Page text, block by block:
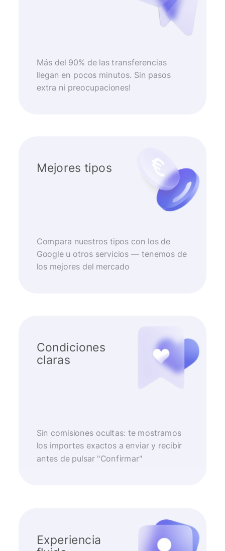
Más del 90% de las transferencias
llegan en pocos minutos. Sin pasos
extra ni preocupaciones!
Mejores tipos
Compara nuestros tipos con los de
Google u otros servicios — tenemos de
los mejores del mercado
Condiciones
claras
Sin comisiones ocultas: te mostramos
los importes exactos a enviar y recibir
antes de pulsar "Confirmar"
Experiencia